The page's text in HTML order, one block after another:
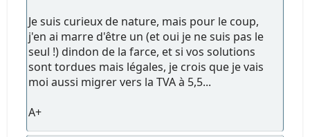
Je suis curieux de nature, mais pour le coup,
j'en ai marre d'être un (et oui je ne suis pas le
seul !) dindon de la farce, et si vos solutions
sont tordues mais légales, je crois que je vais
moi aussi migrer vers la TVA à 5,5...
A+